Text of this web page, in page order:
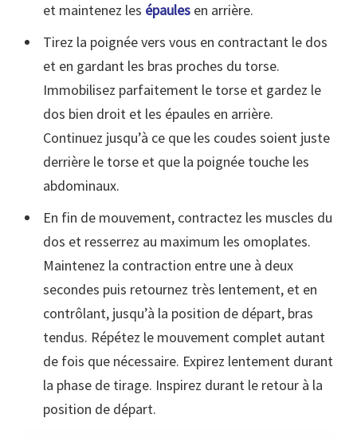
et maintenez les épaulesen arrière.
Tirez la poignée vers vous en contractant le dos
et en gardant les bras proches du torse.
Immobilisez parfaitement le torse et gardez le
dos bien droit et les épaules en arrière.
Continuez jusqu’à ce que les coudes soient juste
derrière le torse et que la poignée touche les
abdominaux.
En fin de mouvement, contractez les muscles du
dos et resserrez au maximum les omoplates.
Maintenez la contraction entre une à deux
secondes puis retournez très lentement, et en
contrôlant, jusqu’à la position de départ, bras
tendus. Répétez le mouvement complet autant
de fois que nécessaire. Expirez lentement durant
la phase de tirage. Inspirez durant le retour à la
position de départ.